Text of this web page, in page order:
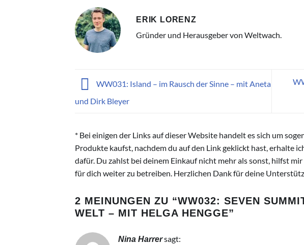
ERIK LORENZ
Gründer und Herausgeber von Weltwach.
WW031: Island – im Rausch der Sinne – mit Aneta
und Dirk Bleyer
* Bei einigen der Links auf dieser Website handelt es sich um
Produkte kaufst, nachdem du auf den Link geklickt hast, erhalte
dafür. Du zahlst bei deinem Einkauf nicht mehr als sonst, hilfst
für dich weiter zu betreiben. Herzlichen Dank für deine
2 MEINUNGEN ZU “WW032: SEVEN
WELT – MIT HELGA HENGGE”
Nina Harrersagt: